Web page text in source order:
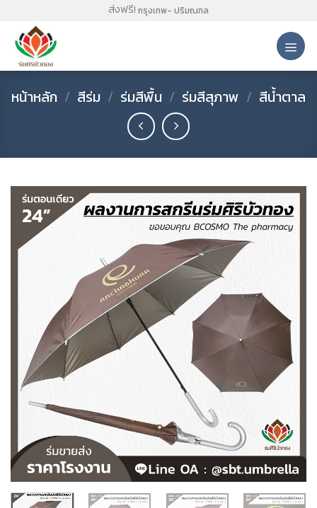
content
ส่งฟรี! กรุงเทพ- ปริมณฑล
หน้าหลัก / สีร่ม / ร่มสีพื้น / ร่มสีสุภาพ / สีน้ำตาล